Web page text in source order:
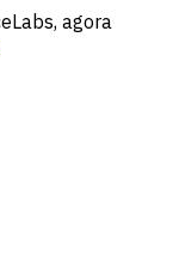
agora